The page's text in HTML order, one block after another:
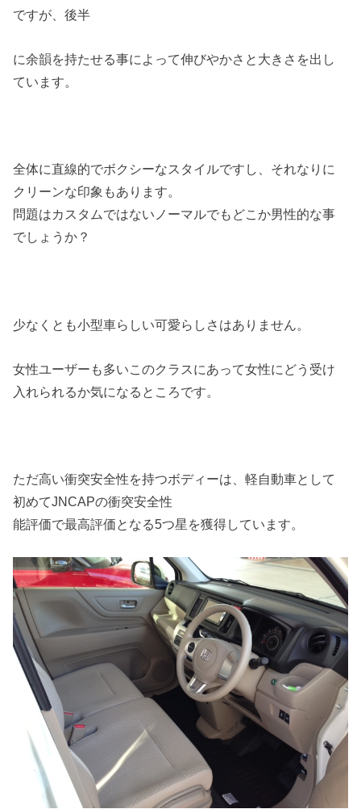
ですが、後半
に余韻を持たせる事によって伸びやかさと大きさを出し
ています。
全体に直線的でボクシーなスタイルですし、それなりに
クリーンな印象もあります。
問題はカスタムではないノーマルでもどこか男性的な事
でしょうか？
少なくとも小型車らしい可愛らしさはありません。
女性ユーザーも多いこのクラスにあって女性にどう受け
入れられるか気になるところです。
ただ高い衝突安全性を持つボディーは、軽自動車として
初めてJNCAPの衝突安全性
能評価で最高評価となる5つ星を獲得しています。